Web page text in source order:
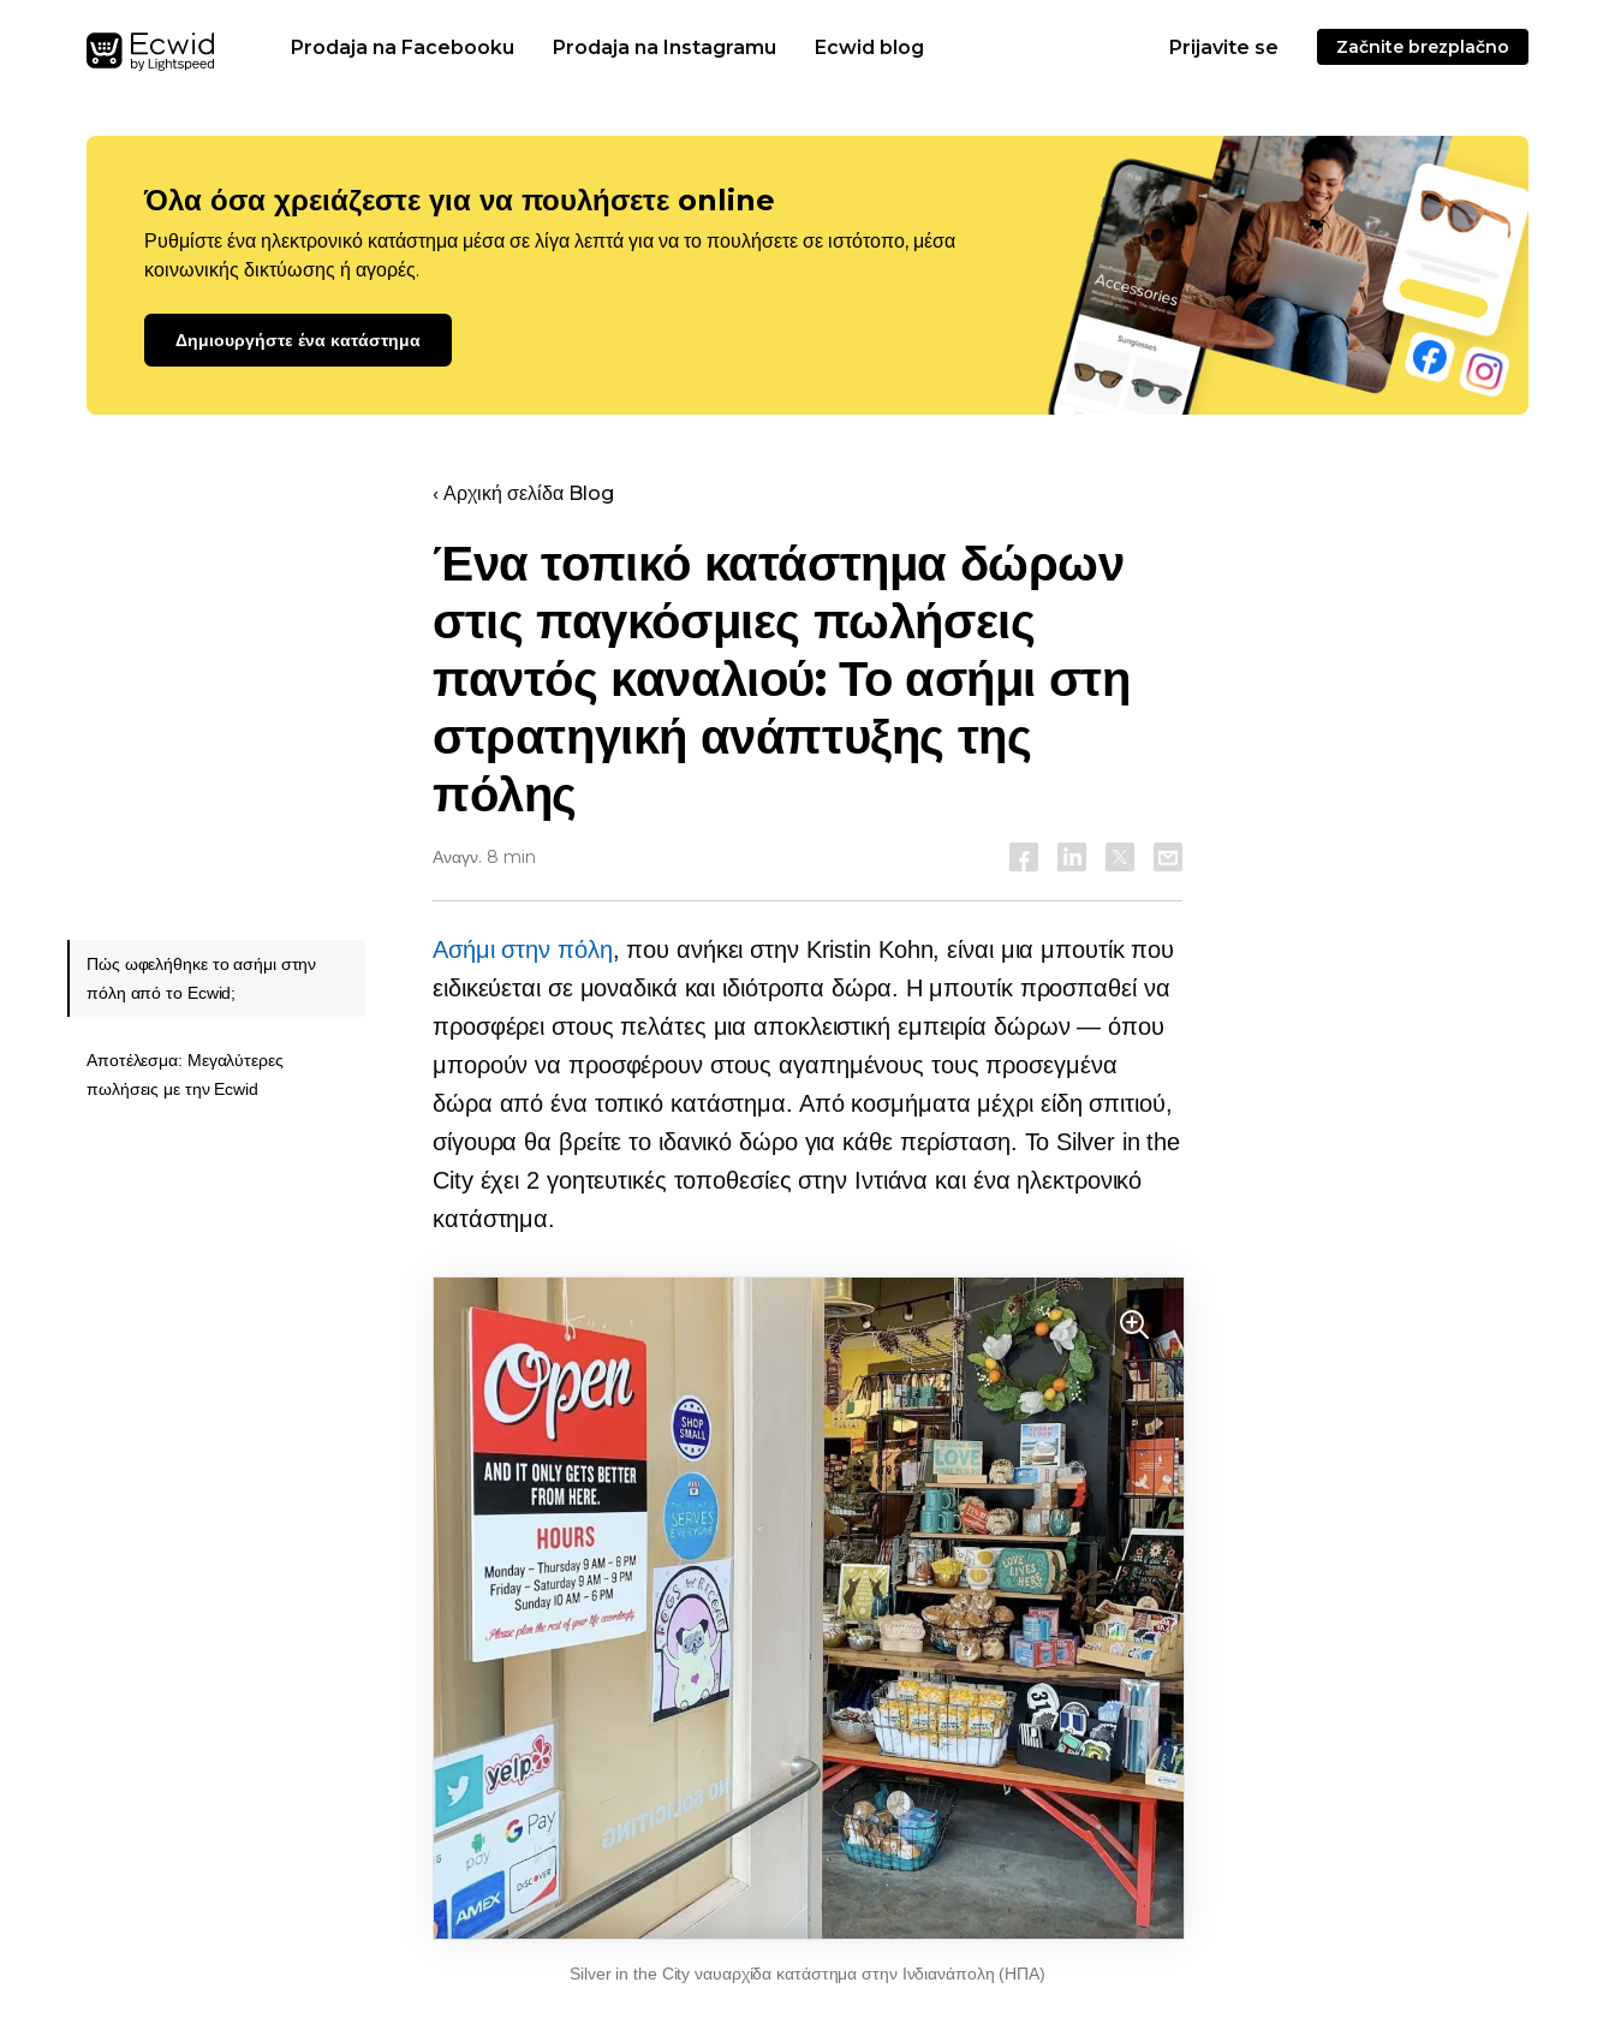
Prodaja na Facebooku Prodaja na Instagramu Ecwid blog Prijavite se Začnite brezplačno
Όλα όσα χρειάζεστε για να πουλήσετε online
Ρυθμίστε ένα ηλεκτρονικό κατάστημα μέσα σε λίγα λεπτά για να το πουλήσετε σε ιστότοπο, μέσα
κοινωνικής δικτύωσης ή αγορές.
Δημιουργήστε ένα κατάστημα
‹ Αρχική σελίδα Blog
Ένα τοπικό κατάστημα δώρων
στις παγκόσμιες πωλήσεις
παντός καναλιού: Το ασήμι στη
στρατηγική ανάπτυξης της
πόλης
Αναγν. 8 min
Ασήμι στην πόλη, που ανήκει στην Kristin Kohn, είναι μια μπουτίκ που
ειδικεύεται σε μοναδικά και ιδιότροπα δώρα. Η μπουτίκ προσπαθεί να
προσφέρει στους πελάτες μια αποκλειστική εμπειρία δώρων — όπου
μπορούν να προσφέρουν στους αγαπημένους τους προσεγμένα
δώρα από ένα τοπικό κατάστημα. Από κοσμήματα μέχρι είδη σπιτιού,
σίγουρα θα βρείτε το ιδανικό δώρο για κάθε περίσταση. Το Silver in the
City έχει 2 γοητευτικές τοποθεσίες στην Ιντιάνα και ένα ηλεκτρονικό
κατάστημα.
Silver in the City ναυαρχίδα κατάστημα στην Ινδιανάπολη (ΗΠΑ)
Πώς ωφελήθηκε το ασήμι στην
πόλη από το Ecwid;
Αποτέλεσμα: Μεγαλύτερες
πωλήσεις με την Ecwid